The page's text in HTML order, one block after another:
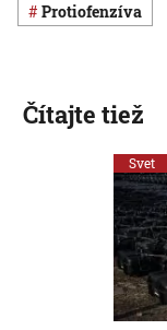
protiofenzíva
Čítajte tiež
Svet